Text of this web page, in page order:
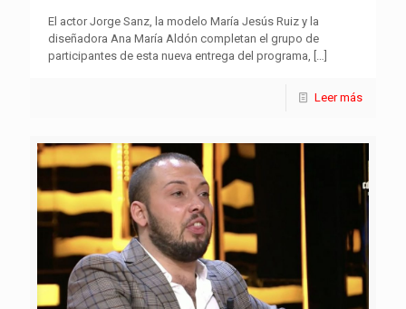
El actor Jorge Sanz, la modelo María Jesús Ruiz y la
diseñadora Ana María Aldón completan el grupo de
participantes de esta nueva entrega del programa, […]
Leer más